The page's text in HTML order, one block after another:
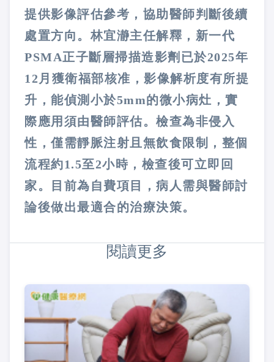
提供影像評估參考，協助醫師判斷後續
處置方向。林宜瀞主任解釋，新一代
PSMA正子斷層掃描造影劑已於2025年
12月獲衛福部核准，影像解析度有所提
升，能偵測小於5mm的微小病灶，實
際應用須由醫師評估。檢查為非侵入
性，僅需靜脈注射且無飲食限制，整個
流程約1.5至2小時，檢查後可立即回
家。目前為自費項目，病人需與醫師討
論後做出最適合的治療決策。
閱讀更多